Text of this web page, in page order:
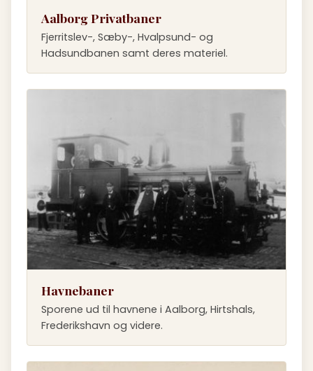
Aalborg Privatbaner
Fjerritslev-, Sæby-, Hvalpsund- og
Hadsundbanen samt deres materiel.
Havnebaner
Sporene ud til havnene i Aalborg, Hirtshals,
Frederikshavn og videre.